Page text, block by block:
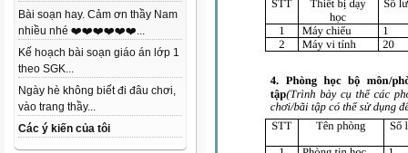
Bài soạn hay. Cảm ơn thầy Nam
nhiều nhé ❤️❤️❤️❤️❤️❤️...
Kế hoạch bài soạn giáo án lớp 1
theo SGK...
Ngày hè không biết đi đâu chơi,
vào trang thầy...
Các ý kiến của tôi